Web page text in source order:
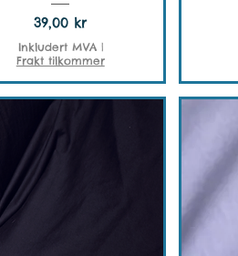
Pris
39,00 kr
Inkludert MVA|
Frakt tilkommer